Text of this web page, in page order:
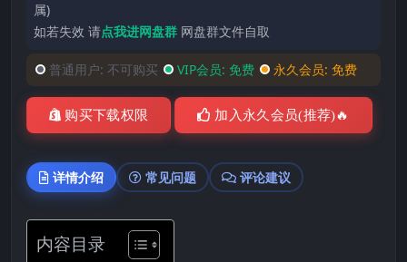
属)
如若失效 请点我进网盘群 网盘群文件自取
普通用户: 不可购买 VIP会员: 免费 永久会员: 免费
购买下载权限 加入永久会员(推荐)🔥
详情介绍 常见问题 评论建议
内容目录